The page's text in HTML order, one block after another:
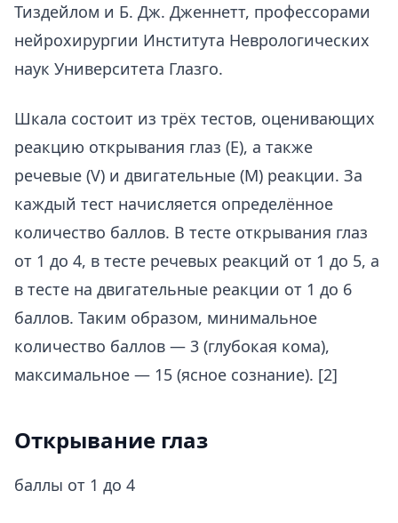
Тиздейлом и Б. Дж. Дженнетт, профессорами
нейрохирургии Института Неврологических
наук Университета Глазго​.
Шкала состоит из трёх тестов, оценивающих
реакцию открывания глаз (E), а также
речевые (V) и двигательные (M) реакции. За
каждый тест начисляется определённое
количество баллов. В тесте открывания глаз
от 1 до 4, в тесте речевых реакций от 1 до 5, а
в тесте на двигательные реакции от 1 до 6
баллов. Таким образом, минимальное
количество баллов — 3 (глубокая кома),
максимальное — 15 (ясное сознание).​ [2]
Открывание глаз
баллы от 1 до 4